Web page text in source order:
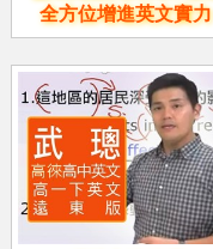
全方位增進英文實力